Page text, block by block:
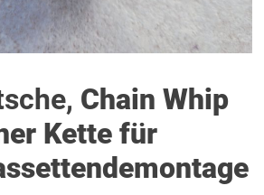
Chain Whip
Kette für